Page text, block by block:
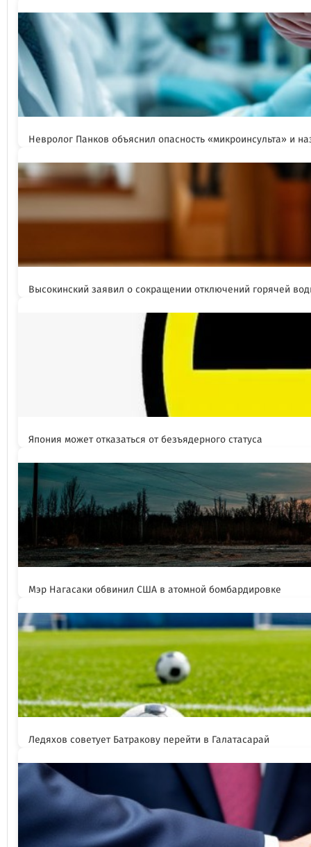
Невролог Панков объяснил опасность «микроинсульта» и
Высокинский заявил о сокращении отключений горячей
Япония может отказаться от безъядерного статуса
Мэр Нагасаки обвинил США в атомной бомбардировке
Ледяхов советует Батракову перейти в Галатасарай